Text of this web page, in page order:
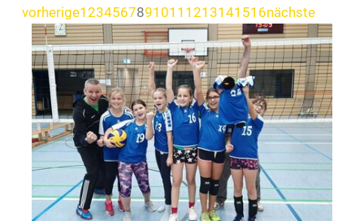
vorherige1 234567891011 1213141516nächste